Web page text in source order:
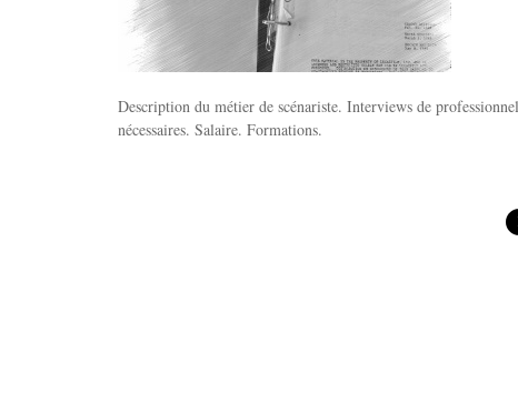
Description du métier de scénariste. Interviews de
nécessaires. Salaire. Formations.